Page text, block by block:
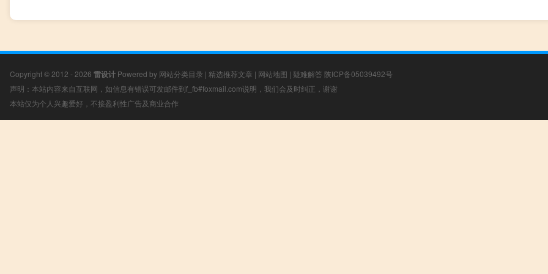
Copyright © 2012 - 2026 雷设计 Powered by 网站分类目录 | 精选推荐文章 | 网站地图 | 疑难解答 陕ICP备05039492号
声明：本站内容来自互联网，如信息有错误可发邮件到f_fb#foxmail.com说明，我们会及时纠正，谢谢
本站仅为个人兴趣爱好，不接盈利性广告及商业合作